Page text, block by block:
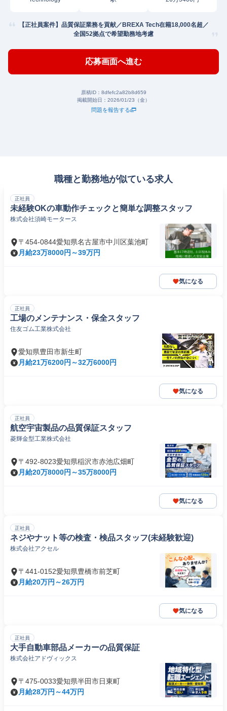
【正社員案件】品質保証業務を貢献／BREXA Tech在籍18,000名超／
全国52拠点で希望勤務地考慮
応募画面へ進む
原稿ID： 8dfefc2a82b8d659
掲載開始日： 2026/01/23（金）
問題を報告する
職種と勤務地が似ている求人
正社員
未経験OKの車動作チェックと簡単な調整スタッフ
株式会社須崎モータース
〒454-0844愛知県名古屋市中川区葉池町
月給23万8000円～39万円
気になる
正社員
工場のメンテナンス・保全スタッフ
住友ゴム工業株式会社
愛知県豊田市新生町
月給21万6200円～32万6000円
気になる
正社員
航空宇宙製品の品質保証スタッフ
菱輝金型工業株式会社
〒492-8023愛知県稲沢市赤池広畑町
月給20万8000円～35万8000円
気になる
正社員
ネジやナット等の検査・検品スタッフ(未経験歓迎)
株式会社アクセル
〒441-0152愛知県豊橋市前芝町
月給20万円～26万円
気になる
正社員
大手自動車部品メーカーの品質保証
株式会社アドヴィックス
〒475-0033愛知県半田市日東町
月給28万円～44万円